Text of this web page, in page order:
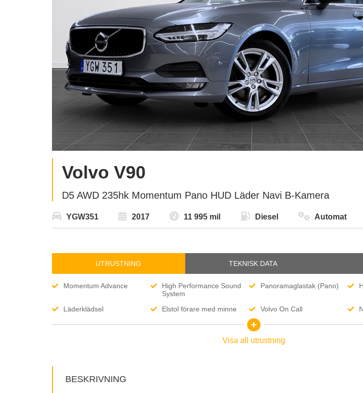
Volvo V90
D5 AWD 235hk Momentum Pano HUD Läder Navi B-Kamera
YGW351 2017 11 995 mil Diesel Automat
UTRUSTNING TEKNISK DATA
Momentum Advance
High Performance Sound
System
Panoramaglastak (Pano)
Läderklädsel Elstol förare med minne Volvo On Call
Elmanövrerad baklucka
Utfällbar dragkrok Parkeringsvärmare
Kollisionsvarning
Visa all utrustning
BESKRIVNING